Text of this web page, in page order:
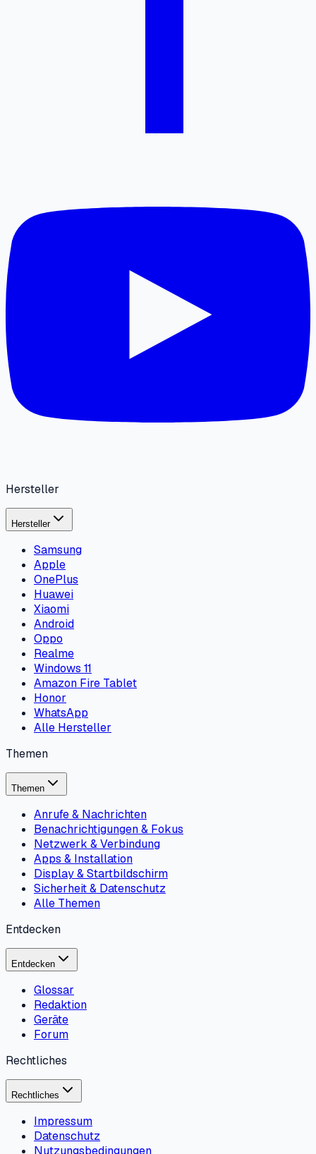
Hersteller
Hersteller
Samsung
Apple
OnePlus
Huawei
Xiaomi
Android
Oppo
Realme
Windows 11
Amazon Fire Tablet
Honor
WhatsApp
Alle Hersteller
Themen
Themen
Anrufe & Nachrichten
Benachrichtigungen & Fokus
Netzwerk & Verbindung
Apps & Installation
Display & Startbildschirm
Sicherheit & Datenschutz
Alle Themen
Entdecken
Entdecken
Glossar
Redaktion
Geräte
Forum
Rechtliches
Rechtliches
Impressum
Datenschutz
Nutzungsbedingungen